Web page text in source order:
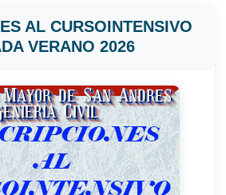
AL CURSOINTENSIVO
VERANO 2026